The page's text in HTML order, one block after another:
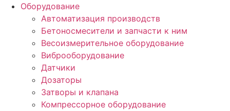
Оборудование
Автоматизация производств
Бетоносмесители и запчасти к ним
Весоизмерительное оборудование
Виброоборудование
Датчики
Дозаторы
Затворы и клапана
Компрессорное оборудование